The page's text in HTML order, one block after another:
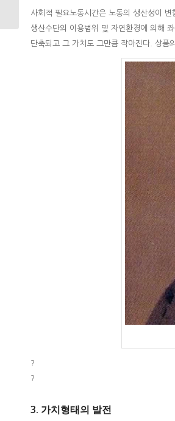
사회적 필요노동시간은 노동의 생산성이
생산수단의 이용범위 및 자연환경에 의해
단축되고 그 가치도 그만큼 작아진다. 상품
?
?
3. 가치형태의 발전
[지금,...